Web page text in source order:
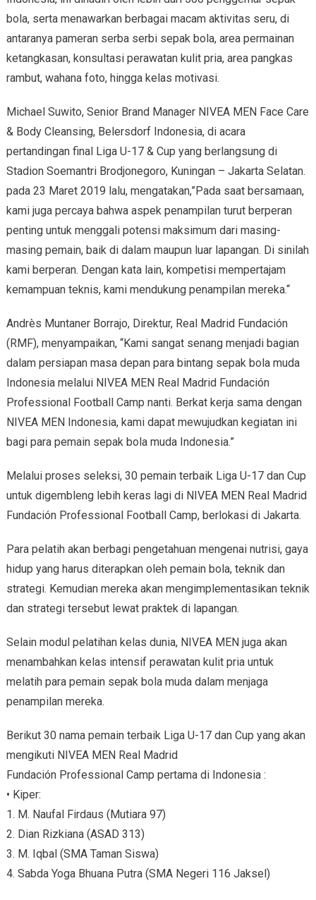
bola, serta menawarkan berbagai macam aktivitas seru, di
antaranya pameran serba serbi sepak bola, area permainan
ketangkasan, konsultasi perawatan kulit pria, area pangkas
rambut, wahana foto, hingga kelas motivasi.
Michael Suwito, Senior Brand Manager NIVEA MEN Face Care
& Body Cleansing, Belersdorf Indonesia, di acara
pertandingan final Liga U-17 & Cup yang berlangsung di
Stadion Soemantri Brodjonegoro, Kuningan – Jakarta Selatan.
pada 23 Maret 2019 lalu, mengatakan,”Pada saat bersamaan,
kami juga percaya bahwa aspek penampilan turut berperan
penting untuk menggali potensi maksimum dari masing-
masing pemain, baik di dalam maupun luar lapangan. Di sinilah
kami berperan. Dengan kata lain, kompetisi mempertajam
kemampuan teknis, kami mendukung penampilan mereka.“
Andrès Muntaner Borrajo, Direktur, Real Madrid Fundación
(RMF), menyampaikan, “Kami sangat senang menjadi bagian
dalam persiapan masa depan para bintang sepak bola muda
Indonesia melalui NIVEA MEN Real Madrid Fundación
Professional Football Camp nanti. Berkat kerja sama dengan
NIVEA MEN Indonesia, kami dapat mewujudkan kegiatan ini
bagi para pemain sepak bola muda Indonesia.”
Melalui proses seleksi, 30 pemain terbaik Liga U-17 dan Cup
untuk digembleng lebih keras lagi di NIVEA MEN Real Madrid
Fundación Professional Football Camp, berlokasi di Jakarta.
Para pelatih akan berbagi pengetahuan mengenai nutrisi, gaya
hidup yang harus diterapkan oleh pemain bola, teknik dan
strategi. Kemudian mereka akan mengimplementasikan teknik
dan strategi tersebut lewat praktek di lapangan.
Selain modul pelatihan kelas dunia, NIVEA MEN juga akan
menambahkan kelas intensif perawatan kulit pria untuk
melatih para pemain sepak bola muda dalam menjaga
penampilan mereka.
Berikut 30 nama pemain terbaik Liga U-17 dan Cup yang akan
mengikuti NIVEA MEN Real Madrid
Fundación Professional Camp pertama di Indonesia :
• Kiper:
1. M. Naufal Firdaus (Mutiara 97)
2. Dian Rizkiana (ASAD 313)
3. M. Iqbal (SMA Taman Siswa)
4. Sabda Yoga Bhuana Putra (SMA Negeri 116 Jaksel)